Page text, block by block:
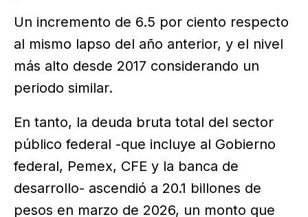
Un incremento de 6.5 por ciento respecto
al mismo lapso del año anterior, y el nivel
más alto desde 2017 considerando un
periodo similar.
En tanto, la deuda bruta total del sector
público federal -que incluye al Gobierno
federal, Pemex, CFE y la banca de
desarrollo- ascendió a 20.1 billones de
pesos en marzo de 2026, un monto que